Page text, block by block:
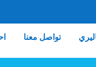
تواصل معنا